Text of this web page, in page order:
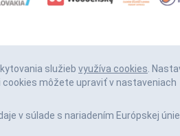
služieb využíva cookies.
môžete upraviť v nastaveniach
v súlade s nariadením Európskej únie